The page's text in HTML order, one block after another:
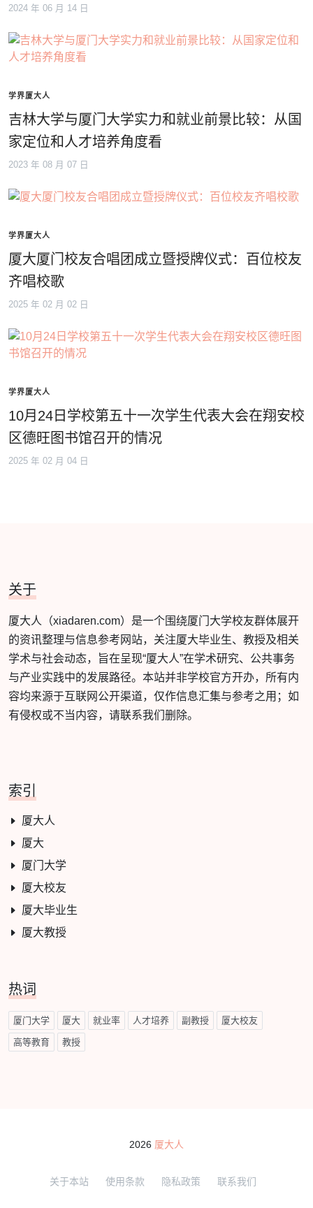
2024 年 06 月 14 日
学界厦大人
吉林大学与厦门大学实力和就业前景比较：从国
家定位和人才培养角度看
2023 年 08 月 07 日
学界厦大人
厦大厦门校友合唱团成立暨授牌仪式：百位校友
齐唱校歌
2025 年 02 月 02 日
学界厦大人
10月24日学校第五十一次学生代表大会在翔安校
区德旺图书馆召开的情况
2025 年 02 月 04 日
关于
厦大人（xiadaren.com）是一个围绕厦门大学校友群体展开
的资讯整理与信息参考网站，关注厦大毕业生、教授及相关
学术与社会动态，旨在呈现“厦大人”在学术研究、公共事务
与产业实践中的发展路径。本站并非学校官方开办，所有内
容均来源于互联网公开渠道，仅作信息汇集与参考之用；如
有侵权或不当内容，请联系我们删除。
索引
厦大人
厦大
厦门大学
厦大校友
厦大毕业生
厦大教授
热词
厦门大学 厦大 就业率 人才培养 副教授 厦大校友
高等教育 教授
2026 厦大人
关于本站 使用条款 隐私政策 联系我们